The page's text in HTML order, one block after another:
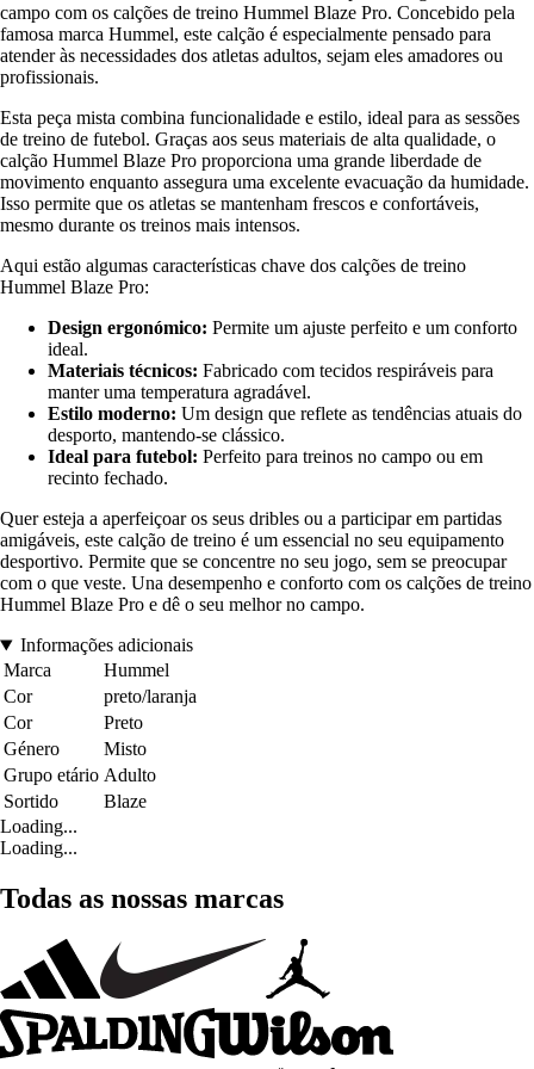
campo com os calções de treino Hummel Blaze Pro. Concebido pela
famosa marca Hummel, este calção é especialmente pensado para
atender às necessidades dos atletas adultos, sejam eles amadores ou
profissionais.
Esta peça mista combina funcionalidade e estilo, ideal para as sessões
de treino de futebol. Graças aos seus materiais de alta qualidade, o
calção Hummel Blaze Pro proporciona uma grande liberdade de
movimento enquanto assegura uma excelente evacuação da humidade.
Isso permite que os atletas se mantenham frescos e confortáveis,
mesmo durante os treinos mais intensos.
Aqui estão algumas características chave dos calções de treino
Hummel Blaze Pro:
Design ergonómico: Permite um ajuste perfeito e um conforto
ideal.
Materiais técnicos: Fabricado com tecidos respiráveis para
manter uma temperatura agradável.
Estilo moderno: Um design que reflete as tendências atuais do
desporto, mantendo-se clássico.
Ideal para futebol: Perfeito para treinos no campo ou em
recinto fechado.
Quer esteja a aperfeiçoar os seus dribles ou a participar em partidas
amigáveis, este calção de treino é um essencial no seu equipamento
desportivo. Permite que se concentre no seu jogo, sem se preocupar
com o que veste. Una desempenho e conforto com os calções de treino
Hummel Blaze Pro e dê o seu melhor no campo.
Informações adicionais
Marca
Hummel
Cor
preto/laranja
Cor
Preto
Género
Misto
Grupo etário Adulto
Sortido
Blaze
Loading...
Loading...
Todas as nossas marcas